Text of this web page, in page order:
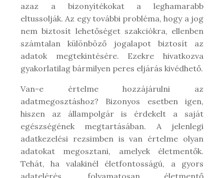
azaz a bizonyítékokat a leghamarabb
eltussolják. Az egy további probléma, hogy a jog
nem biztosít lehetőséget szakciókra, ellenben
számtalan különböző jogalapot biztosít az
adatok megtekintésére. Ezekre hivatkozva
gyakorlatilag bármilyen peres eljárás kivédhető.
Van-e értelme hozzájárulni az
adatmegosztáshoz? Bizonyos esetben igen,
hiszen az állampolgár is érdekelt a saját
egészségének megtartásában. A jelenlegi
adatkezelési rezsimben is van értelme olyan
adatokat megosztani, amelyek életmentők.
Tehát, ha valakinél életfontosságú, a gyors
adatelérés, folyamatosan életmentő